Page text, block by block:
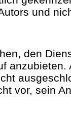
und
den
anzubieten.
vor, sein